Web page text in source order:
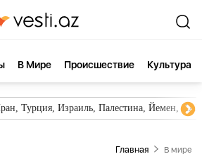
В Мире Происшествие Культура
Турция, Израиль, Палестина, Йемен,
Главная В мире